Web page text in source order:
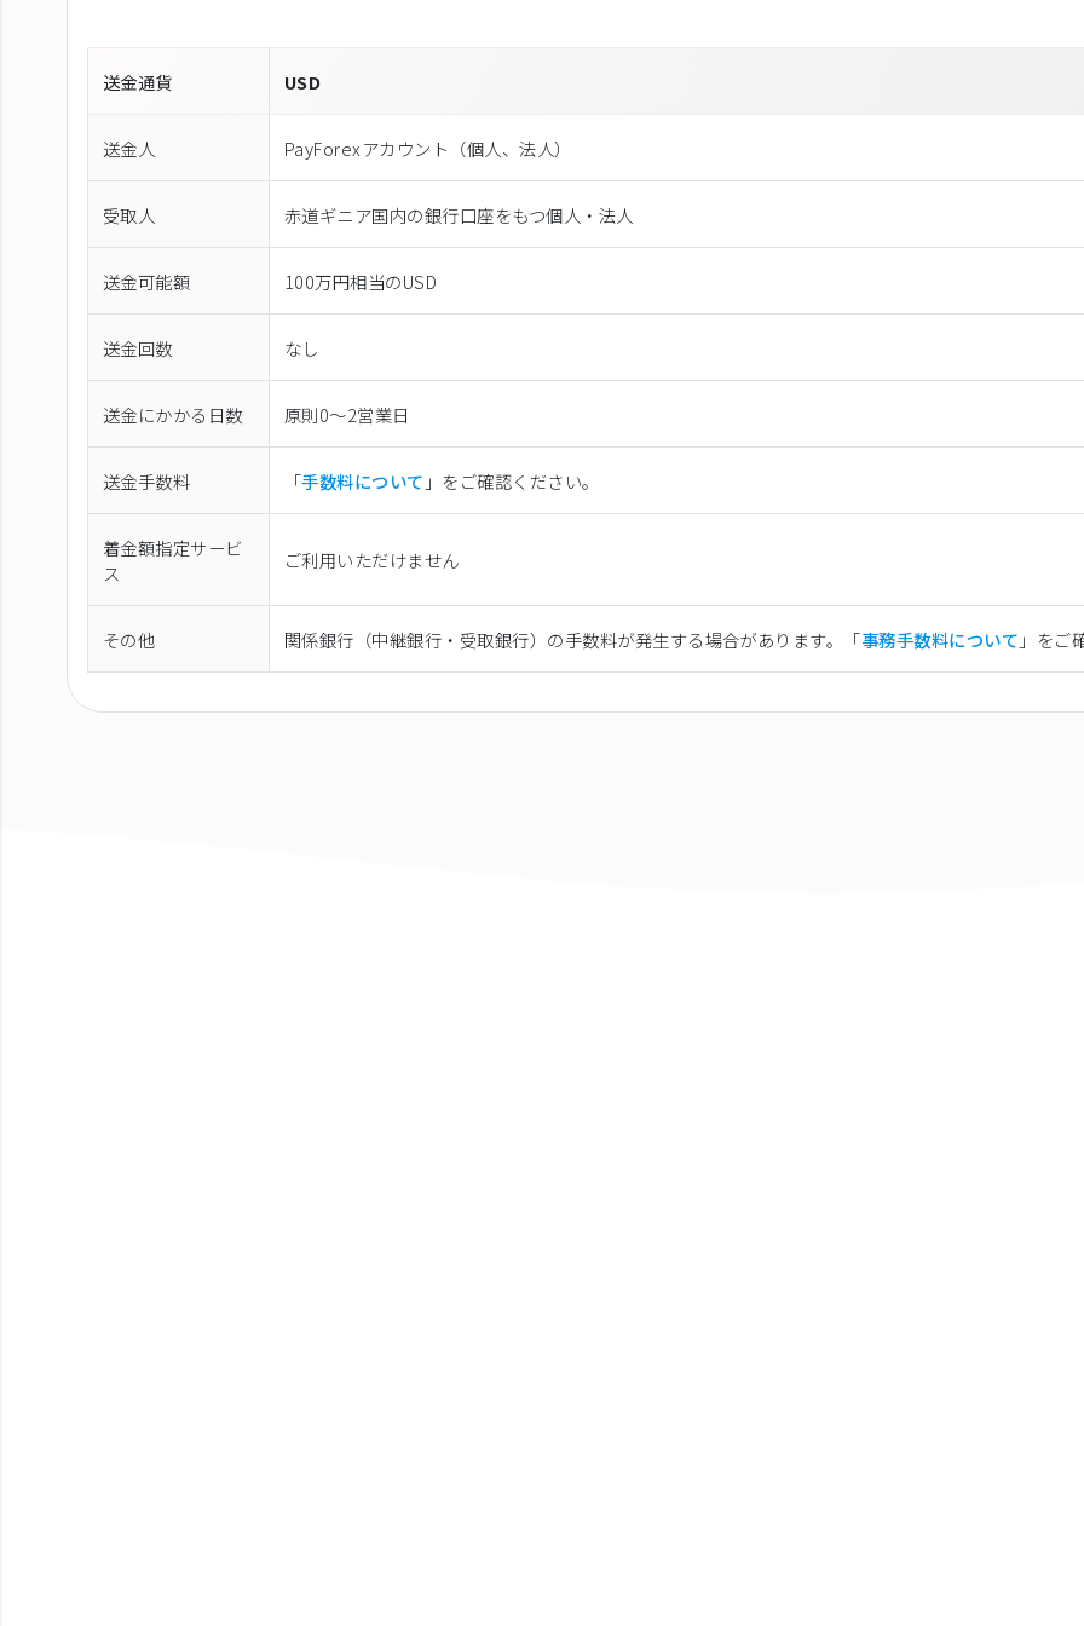
送金通貨 USD
送金人 PayForexアカウント（個⼈、法⼈）
受取人 赤道ギニア国内の銀行口座をもつ個人・法人
送金可能額 100万円相当のUSD
送金回数 なし
送金にかかる日数 原則0〜2営業日
送金手数料 「手数料について 」をご確認ください。
着金額指定サービ
ス
ご利用いただけません
その他 関係銀行（中継銀行・受取銀行）の手数料が発生する場合があります。「事務手数料について 」をご